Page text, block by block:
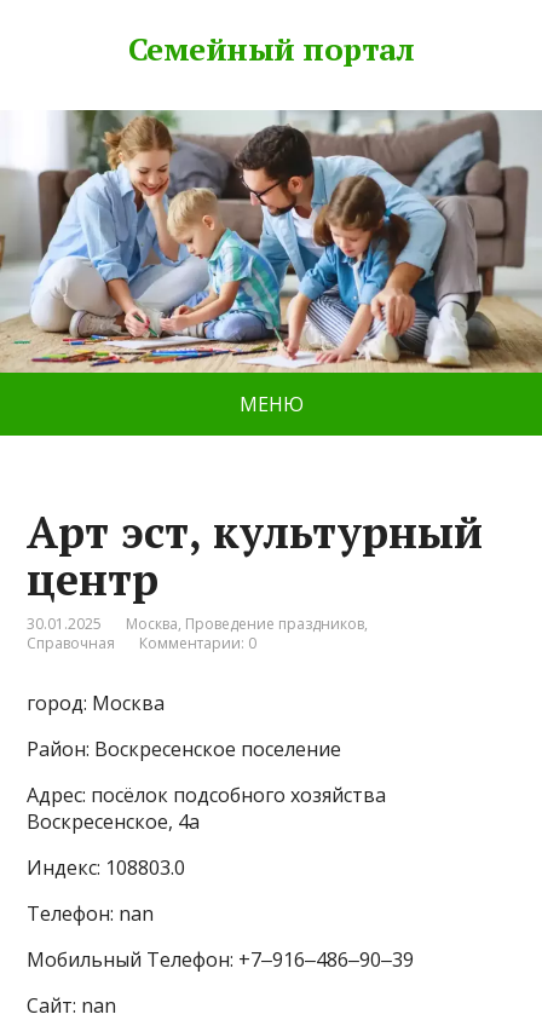
Семейный портал
МЕНЮ
Арт эст, культурный
центр
30.01.2025 Москва, Проведение праздников,
Справочная
Комментарии: 0
город: Москва
Район: Воскресенское поселение
Адрес: посёлок подсобного хозяйства
Воскресенское, 4а
Индекс: 108803.0
Телефон: nan
Мобильный Телефон: +7‒916‒486‒90‒39
Сайт: nan